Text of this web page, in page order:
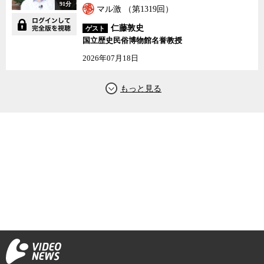
91分
マル激 （第1319回）
ゲスト
仁藤敦史
国立歴史民俗博物館名誉教授
2026年07月18日